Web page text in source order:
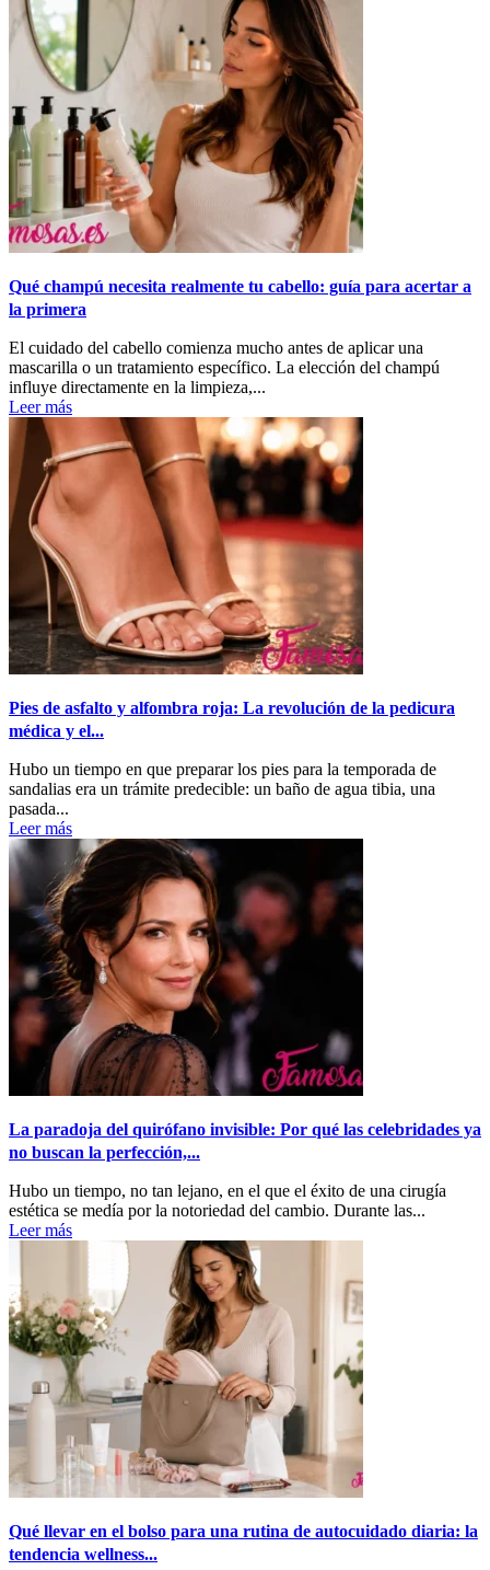
Qué champú necesita realmente tu cabello: guía para acertar a
la primera
El cuidado del cabello comienza mucho antes de aplicar una
mascarilla o un tratamiento específico. La elección del champú
influye directamente en la limpieza,...
Leer más
Pies de asfalto y alfombra roja: La revolución de la pedicura
médica y el...
Hubo un tiempo en que preparar los pies para la temporada de
sandalias era un trámite predecible: un baño de agua tibia, una
pasada...
Leer más
La paradoja del quirófano invisible: Por qué las celebridades ya
no buscan la perfección,...
Hubo un tiempo, no tan lejano, en el que el éxito de una cirugía
estética se medía por la notoriedad del cambio. Durante las...
Leer más
Qué llevar en el bolso para una rutina de autocuidado diaria: la
tendencia wellness...